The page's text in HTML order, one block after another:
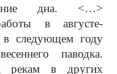
дна. <…>
в августе-
в следующем году
паводка.
рекам в других